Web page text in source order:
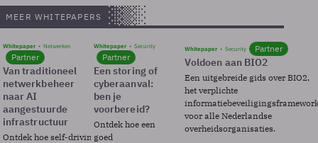
MEER WHITEPAPERS
Whitepaper Netwerken
Partner
Van traditioneel
netwerkbeheer
naar AI
aangestuurde
infrastructuur
Ontdek hoe self-driving
Whitepaper Security
Partner
Een storing of
cyberaanval:
ben je
voorbereid?
Ontdek hoe een
goed
Whitepaper Security Partner
Voldoen aan BIO2
Een uitgebreide gids over BIO2,
het verplichte
voor alle Nederlandse
overheidsorganisaties.